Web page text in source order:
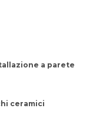
a parete
ceramici